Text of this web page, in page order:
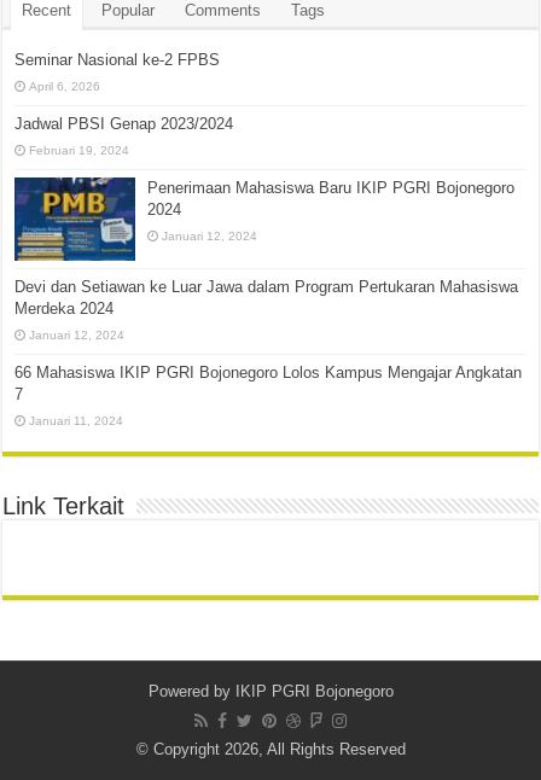
Recent Popular Comments Tags
Seminar Nasional ke-2 FPBS
April 6, 2026
Jadwal PBSI Genap 2023/2024
Februari 19, 2024
Penerimaan Mahasiswa Baru IKIP PGRI Bojonegoro
2024
Januari 12, 2024
Devi dan Setiawan ke Luar Jawa dalam Program Pertukaran Mahasiswa
Merdeka 2024
Januari 12, 2024
66 Mahasiswa IKIP PGRI Bojonegoro Lolos Kampus Mengajar Angkatan
7
Januari 11, 2024
Link Terkait
Powered by IKIP PGRI Bojonegoro
© Copyright 2026, All Rights Reserved